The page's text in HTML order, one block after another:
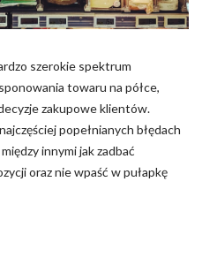
szerokie spektrum
towaru na półce,
zakupowe klientów.
popełnianych błędach
innymi jak zadbać
oraz nie wpaść w pułapkę
wygląd lub
właścicielem stron
różni użytkownicy
i zgłaszając anonimowe